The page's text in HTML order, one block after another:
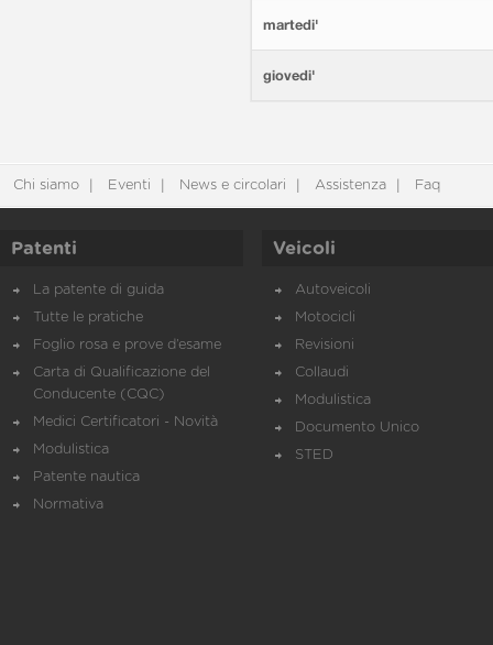
martedi'
giovedi'
Chi siamo Eventi News e circolari Assistenza Faq
Patenti
La patente di guida
Tutte le pratiche
Foglio rosa e prove d’esame
Carta di Qualificazione del
Conducente (CQC)
Medici Certificatori - Novità
Modulistica
Patente nautica
Normativa
Veicoli
Autoveicoli
Motocicli
Revisioni
Collaudi
Modulistica
Documento Unico
STED